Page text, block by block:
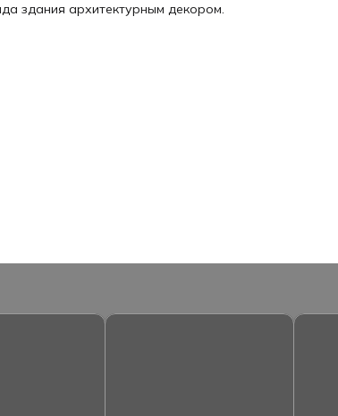
здания архитектурным декором.